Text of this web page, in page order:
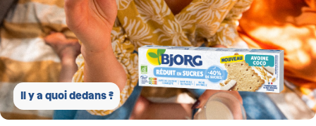
Il y a quoi dedans ?